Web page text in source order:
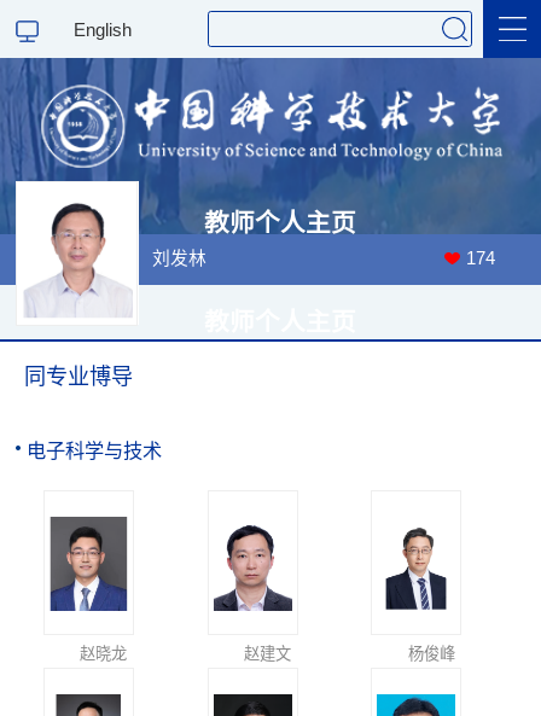
English
科学研究
教学研究
教师个人主页
访问量：
刘发林 174
同专业博导
电子科学与技术
赵晓龙 赵建文 杨俊峰